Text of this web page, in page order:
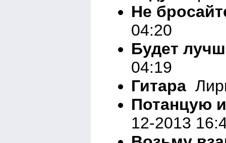
Не
04:20
Будет
04:19
Гитара
Потанцую
12-2013